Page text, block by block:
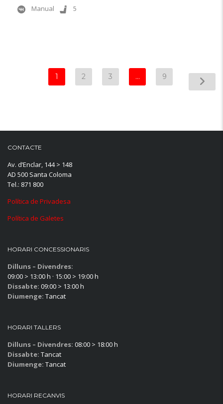
Manual 5
1 2 3 … 9
CONTACTE
Av. d’Enclar, 144 > 148
AD 500 Santa Coloma
Tel.: 871 800
Política de Privadesa
Política de Galetes
HORARI CONCESSIONARIS
Dilluns – Divendres:
09:00 > 13:00 h · 15:00 > 19:00 h
Dissabte: 09:00 > 13:00 h
Diumenge: Tancat
HORARI TALLERS
Dilluns – Divendres: 08:00 > 18:00 h
Dissabte: Tancat
Diumenge: Tancat
HORARI RECANVIS